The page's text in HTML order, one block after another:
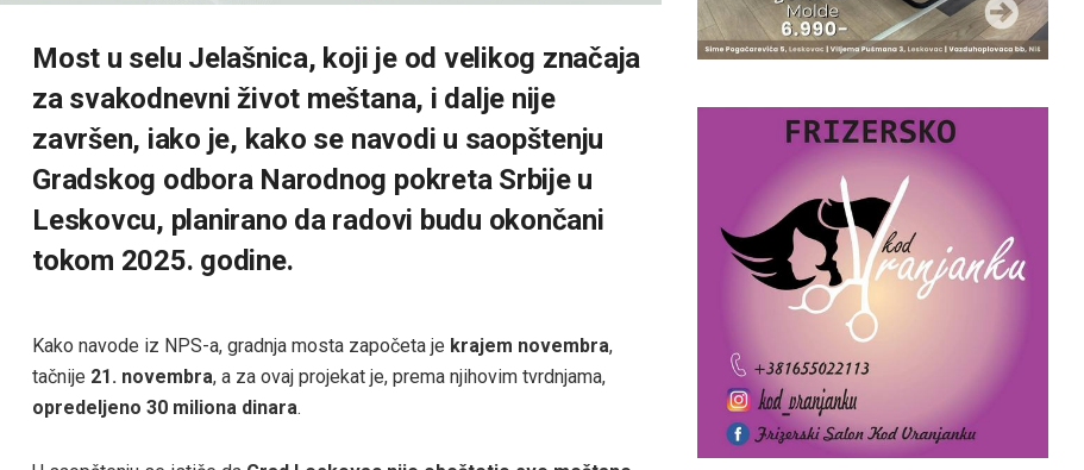
Most u selu Jelašnica, koji je od velikog značaja
za svakodnevni život meštana, i dalje nije
završen, iako je, kako se navodi u saopštenju
Gradskog odbora Narodnog pokreta Srbije u
Leskovcu, planirano da radovi budu okončani
tokom 2025. godine.
Kako navode iz NPS-a, gradnja mosta započeta je krajem novembra,
tačnije 21. novembra, a za ovaj projekat je, prema njihovim tvrdnjama,
opredeljeno 30 miliona dinara.